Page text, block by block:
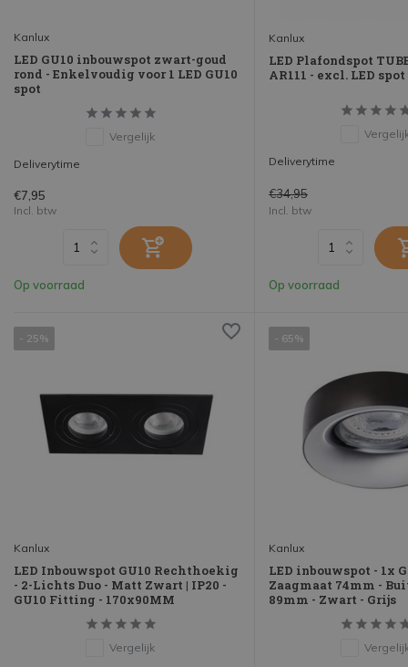
Kanlux
LED GU10 inbouwspot zwart-goud
rond - Enkelvoudig voor 1 LED GU10
spot
Vergelijk
Deliverytime
€7,95
Incl. btw
Op voorraad
Kanlux
LED Plafondspot
AR111 - excl. LED
Deliverytime
€34,95
Incl. btw
Op voorraad
- 25%
Kanlux
LED Inbouwspot GU10 Rechthoekig
- 2-Lichts Duo - Matt Zwart | IP20 -
GU10 Fitting - 170x90MM
Vergelijk
- 65%
Kanlux
LED inbouwspot - 1x
Zaagmaat 74mm -
89mm - Zwart - Grijs